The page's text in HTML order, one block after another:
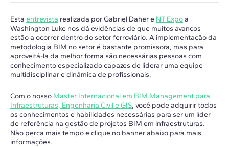
Esta entrevista realizada por Gabriel Daher e NT Expoa
Washington Luke nos dá evidências de que muitos avanços
estão a ocorrer dentro do setor ferroviário. A implementação da
metodologia BIM no setor é bastante promissora, mas para
aproveitá-la da melhor forma são necessárias pessoas com
conhecimento especializado capazes de liderar uma equipe
multidisciplinar e dinâmica de profissionais.
Com o nosso Master Internacional em BIM Management para
Infraestruturas, Engenharia Civil e GIS, você pode adquirir todos
os conhecimentos e habilidades necessárias para ser um líder
de referência na gestão de projetos BIM em infraestruturas.
Não perca mais tempo e clique no banner abaixo para mais
informações.